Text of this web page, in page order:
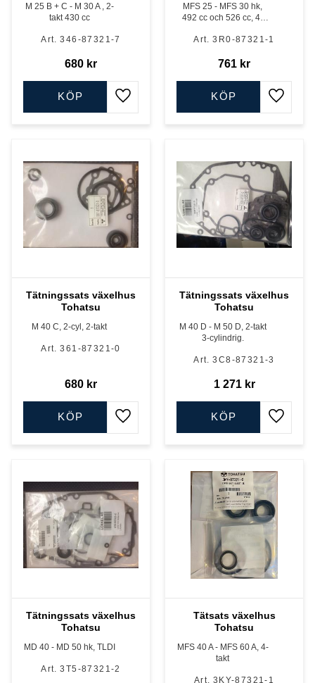
M 25 B + C - M 30 A , 2-
takt 430 cc
346-87321-7
680 kr
Lägg till i favoriter
KÖP
MFS 25 - MFS 30 hk,
492 cc och 526 cc, 4-
3R0-87321-1
761 kr
Lägg
KÖP
Tätningssats växelhus
Tohatsu
M 40 C, 2-cyl, 2-takt
361-87321-0
680 kr
Lägg till i favoriter
KÖP
Tätningssats växelhus
Tohatsu
M 40 D - M 50 D, 2-takt
3-cylindrig.
3C8-87321-3
1 271kr
Lägg
KÖP
Tätningssats växelhus
Tohatsu
MD 40 - MD 50 hk, TLDI
3T5-87321-2
Tätsats växelhus
Tohatsu
MFS 40 A - MFS 60 A, 4-
takt
3KY-87321-1